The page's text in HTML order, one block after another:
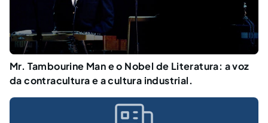
Mr. Tambourine Man e o Nobel de Literatura: a voz
da contracultura e a cultura industrial.